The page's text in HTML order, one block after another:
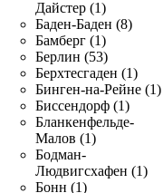
Дайстер (1)
Баден-Баден (8)
Бамберг (1)
Берлин (53)
Берхтесгаден (1)
Бинген-на-Рейне (1)
Биссендорф (1)
Бланкенфельде-
Малов (1)
Бодман-
Людвигсхафен (1)
Бонн (1)